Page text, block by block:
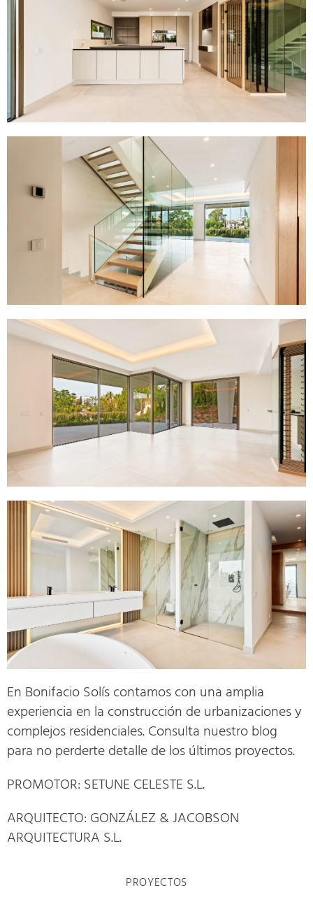
En Bonifacio Solís contamos con una amplia
experiencia en la construcción de urbanizaciones y
complejos residenciales. Consulta nuestroblog
para no perderte detalle de los últimos proyectos.
PROMOTOR: SETUNE CELESTE S.L.
ARQUITECTO: GONZÁLEZ & JACOBSON
ARQUITECTURA S.L.
PROYECTOS